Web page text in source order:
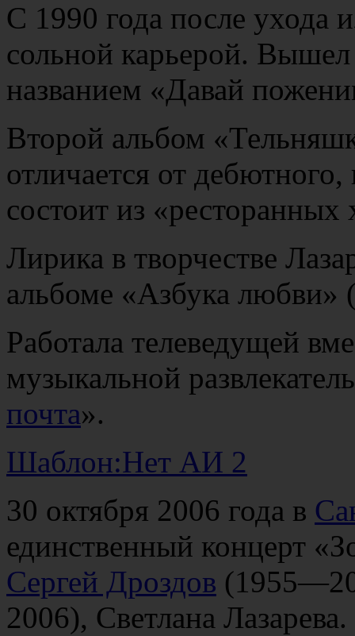
С 1990 года после ухода
сольной карьерой.
названием «Давай
Второй альбом
отличается от
состоит из «ресторанных
Лирика в творчестве
альбоме «Азбука любви»
Работала телеведущей
музыкальной
почта».
Шаблон:Нет АИ 2
30 октября 2006 года в
единственный концерт
Сергей Дроздов
2006), Светлана Лазарева.